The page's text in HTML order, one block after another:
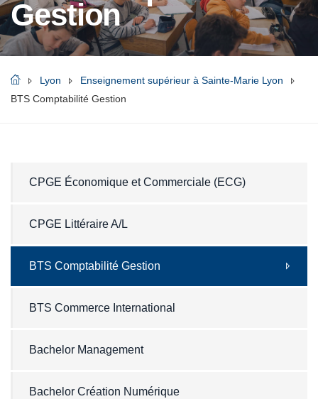
Gestion
Lyon
Enseignement supérieur à Sainte-Marie Lyon
BTS Comptabilité Gestion
CPGE Économique et Commerciale (ECG)
CPGE Littéraire A/L
BTS Comptabilité Gestion
BTS Commerce International
Bachelor Management
Bachelor Création Numérique